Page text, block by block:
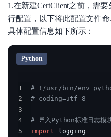
1.在新建CertClient之前，需
行配置，以下将此配置文件命
具体配置信息如下所示：
Python
1
# !/usr/bin/env
2
# coding=utf-8
3
4
# 导入Python标准日志模
5
import